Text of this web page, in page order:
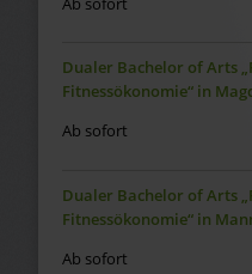
Dualer Bachelor of Arts
Fitnessökonomie“ in
Ab sofort
Dualer Bachelor of Arts
Fitnessökonomie“ in
Ab sofort